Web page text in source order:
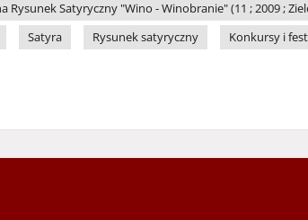
Satyryczny "Wino - Winobranie" (11 ; 2009 ;
Satyra Rysunek satyryczny Konkursy i